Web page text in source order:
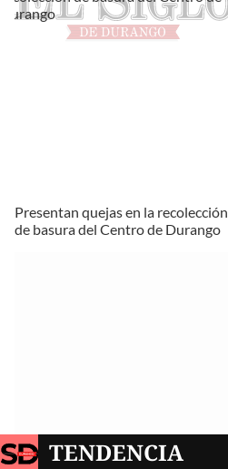
Presentan quejas en la recolección
de basura del Centro de Durango
TENDENCIA